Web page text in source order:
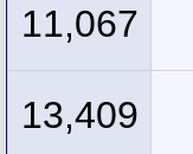
11,067
13,409